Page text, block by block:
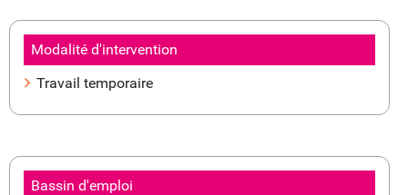
Modalité d'intervention
Travail temporaire
Bassin d'emploi